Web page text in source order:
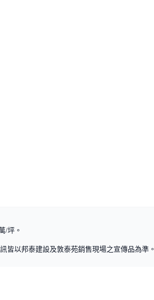
/坪。
皆以邦泰建設及敦泰苑銷售現場之宣傳品為準。